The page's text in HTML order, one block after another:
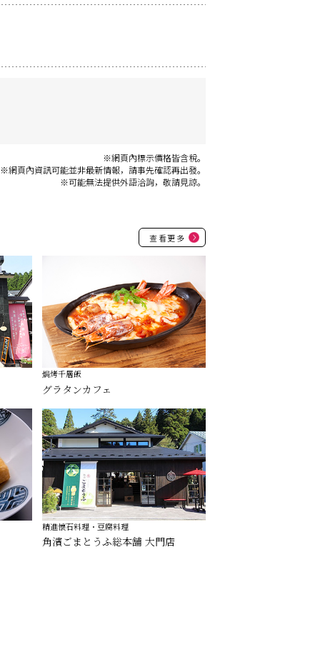
※網頁內標示價格皆含稅。
※網頁內資訊可能並非最新情報，請事先確認再出發。
※可能無法提供外語洽詢，敬請見諒。
查看更多
焗烤千層飯
グラタンカフェ
精進懷石料理・豆腐料理
角濱ごまとうふ総本舗 大門店